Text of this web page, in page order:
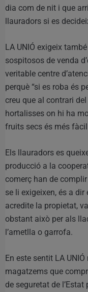
dia com de nit i que
llauradors si es
LA UNIÓ exigeix
sospitosos de venda
veritable centre
perquè “si es roba és
creu que al contrari
hortalisses on hi ha
fruits secs és més
Els llauradors es
producció a la
comerç han de
se li exigeixen, és a
acredite la propietat,
obstant això per als
l’ametlla o garrofa.
En este sentit LA
magatzems que
de seguretat de